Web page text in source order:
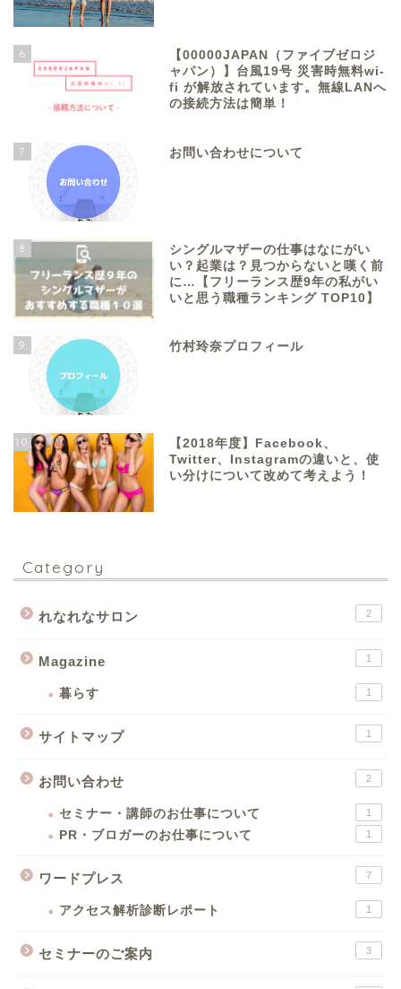
6
【00000JAPAN（ファイブゼロジ
ャパン）】台風19号 災害時無料wi-
fi が解放されています。無線LANへ
の接続方法は簡単！
7 お問い合わせについて
8
シングルマザーの仕事はなにがい
い？起業は？見つからないと嘆く前
に…【フリーランス歴9年の私がい
いと思う職種ランキング TOP10】
9 竹村玲奈プロフィール
10
【2018年度】Facebook、
Twitter、Instagramの違いと、使
い分けについて改めて考えよう！
Category
れなれなサロン 2
Magazine 1
暮らす 1
サイトマップ 1
お問い合わせ 2
セミナー・講師のお仕事について 1
PR・ブロガーのお仕事について 1
ワードプレス 7
アクセス解析診断レポート 1
セミナーのご案内 3